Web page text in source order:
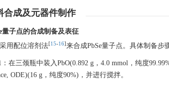
成及元器件制作
子点的合成制备及表征
用配位溶剂法[15-16]来合成PbSe量子点。具体制备步
：在三颈瓶中装入PbO(0.892 g，4.0 mmol，纯度
ODE)(16 g，纯度90%)，并进行搅拌。